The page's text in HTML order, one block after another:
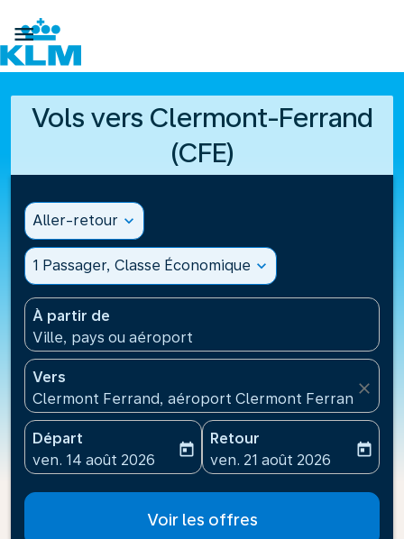

Vols vers Clermont-Ferrand
(CFE)
Aller-retour expand_more
1 Passager, Classe Économique expand_more
À partir de
Ville, pays ou aéroport
Vers
Clermont Ferrand, aéroport Clermont Ferrand
close
Départ
fc-booking-departure-date-aria-label
ven. 14 août 2026
today
Retour
fc-booking-return-date-
ven. 21 août 2026
today
Voir les offres